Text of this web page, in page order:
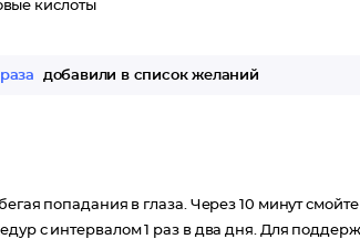
кислоты
добавили в список желаний
попадания в глаза. Через 10 минут
с интервалом 1 раз в два дня. Для